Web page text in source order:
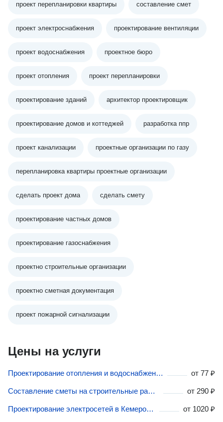
проект перепланировки квартиры составление смет
проект электроснабжения проектирование вентиляции
проект водоснабжения проектное бюро
проект отопления проект перепланировки
проектирование зданий архитектор проектировщик
проектирование домов и коттеджей разработка ппр
проект канализации проектные организации по газу
перепланировка квартиры проектные организации
сделать проект дома сделать смету
проектирование частных домов
проектирование газоснабжения
проектно строительные организации
проектно сметная документация
проект пожарной сигнализации
Цены на услуги
Проектирование отопления и водоснабжения в Кемеровской области (Кузбассе) от 77 ₽
Составление сметы на строительные работы в Кемеровской области (Кузбассе) от 290 ₽
Проектирование электросетей в Кемеровской области (Кузбассе) от 1020 ₽